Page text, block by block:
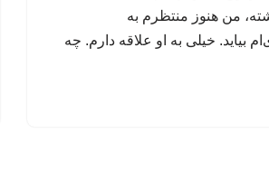
من هنوز منتظرم به
بیاید. خیلی به او علاقه دارم. چه